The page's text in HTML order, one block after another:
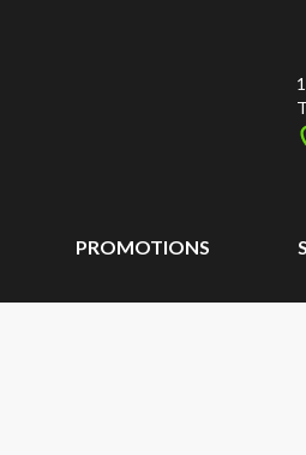
PROMOTIONS